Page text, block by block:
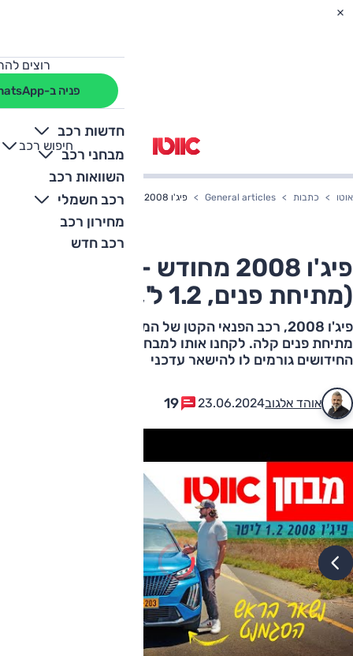
רוצים
פניה ב-WhatsApp
חדשות רכב
מבחני רכב
השוואות רכב
רכב חשמלי
מחירון רכב
רכב חדש
חיפוש רכב
+
-
אוטו כתבות General articles פיג'ו 2008 מחודש – מבחן דרכים (מתיחת פנים, 1.2 ל', GT)
פיג'ו 2008 מחודש – מבחן דרכים
(מתיחת פנים, 1.2 ל', GT)
פיג'ו 2008, רכב הפנאי הקטן של המותג הצרפתי, עבר
מתיחת פנים קלה. לקחנו אותו למבחן מחודש לבדוק האם
החידושים גורמים לו להישאר עדכני
אוהד אלגוב23.06.2024
19